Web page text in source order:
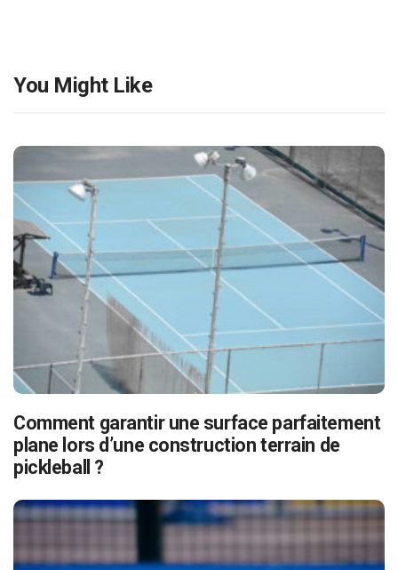
You Might Like
Comment garantir une surface parfaitement
plane lors d’une construction terrain de
pickleball ?